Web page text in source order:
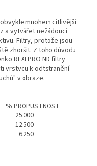
mnohem citlivější
a vytvářet nežádoucí
Filtry, protože jsou
zhoršit. Z toho důvodu
REALPRO ND filtry
vrstvou k odtstranění
v obraze.
% PROPUSTNOST